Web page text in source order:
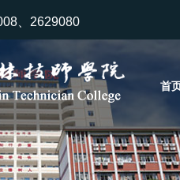
、2629080
首